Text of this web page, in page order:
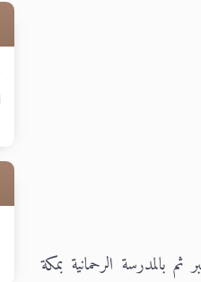
بالأحساء ثم الخبر ثم بالمدرسة الرحمانية بمكة